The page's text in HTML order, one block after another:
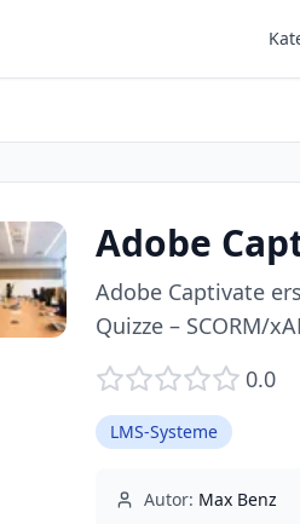
Adobe
Adobe Captivate
Quizze – SCORM/
0.0
LMS-Systeme
Autor: Max Benz